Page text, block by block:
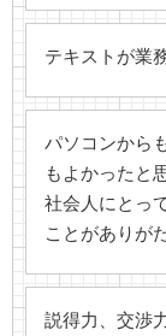
テキストが業
パソコンから
もよかったと
社会人にとっ
ことがありが
説得力、交渉